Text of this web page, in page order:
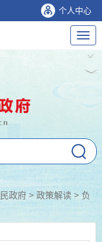
个人中心
导
航
政府> 政策解读 > 负